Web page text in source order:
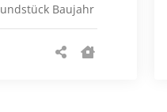
Baujahr